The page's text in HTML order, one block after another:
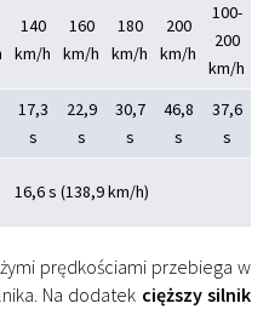
140
km/h
160
km/h
180
km/h
200
km/h
100-
200
km/h
17,3
s
22,9
s
30,7
s
46,8
s
37,6
s
16,6 s (138,9 km/h)
prędkościami przebiega w
Na dodatek cięższy silnik